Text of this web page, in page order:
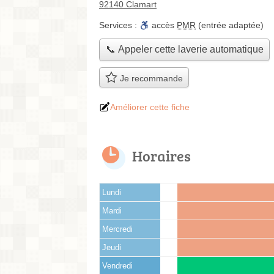
92140 Clamart
Services : accès PMR (entrée adaptée)
📞 Appeler cette laverie automatique
Je recommande
Améliorer cette fiche
Horaires
Lundi
Mardi
Mercredi
Jeudi
Vendredi